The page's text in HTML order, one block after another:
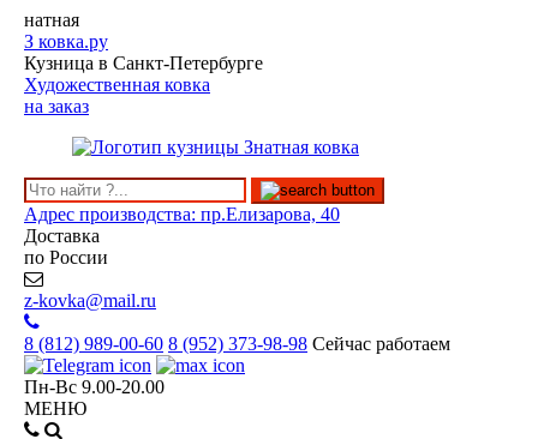
натная
З ковка.ру
Кузница в Санкт-Петербурге
Художественная ковка
на заказ
Адрес производства: пр.Елизарова, 40
Доставка
по России
z-kovka@mail.ru
8 (812) 989-00-60 8 (952) 373-98-98 Сейчас работаем
Пн-Вс 9.00-20.00
МЕНЮ